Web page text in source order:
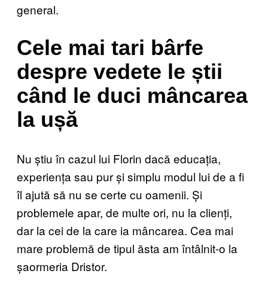
general.
Cele mai tari bârfe
despre vedete le știi
când le duci mâncarea
la ușă
Nu știu în cazul lui Florin dacă educația,
experiența sau pur și simplu modul lui de a fi
îl ajută să nu se certe cu oamenii. Și
problemele apar, de multe ori, nu la clienți,
dar la cei de la care ia mâncarea. Cea mai
mare problemă de tipul ăsta am întâlnit-o la
șaormeria Dristor.